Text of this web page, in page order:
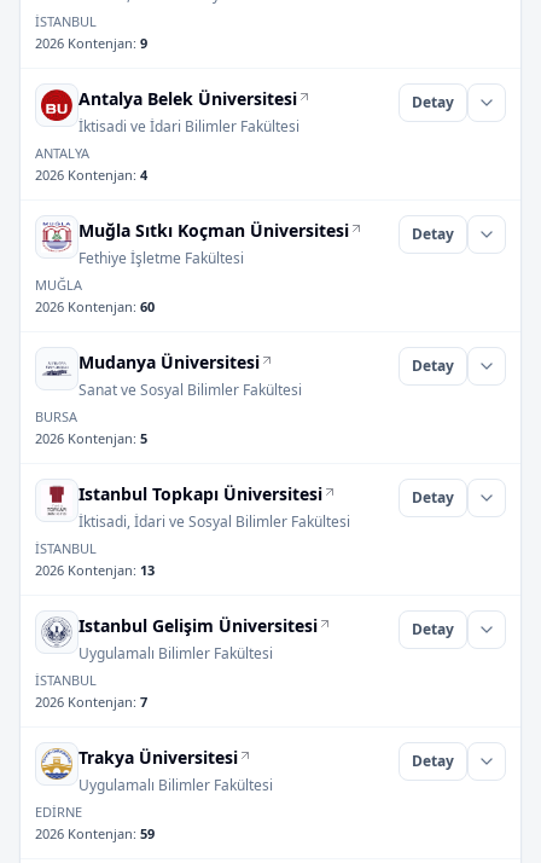
İSTANBUL
2026 Kontenjan: 9
Antalya Belek Üniversitesi
İktisadi ve İdari Bilimler Fakültesi
Detay
ANTALYA
2026 Kontenjan: 4
Muğla Sıtkı Koçman Üniversitesi
Fethiye İşletme Fakültesi
Detay
MUĞLA
2026 Kontenjan: 60
Mudanya Üniversitesi
Sanat ve Sosyal Bilimler Fakültesi
Detay
BURSA
2026 Kontenjan: 5
Istanbul Topkapı Üniversitesi
İktisadi, İdari ve Sosyal Bilimler Fakültesi
Detay
İSTANBUL
2026 Kontenjan: 13
Istanbul Gelişim Üniversitesi
Uygulamalı Bilimler Fakültesi
Detay
İSTANBUL
2026 Kontenjan: 7
Trakya Üniversitesi
Uygulamalı Bilimler Fakültesi
Detay
EDİRNE
2026 Kontenjan: 59